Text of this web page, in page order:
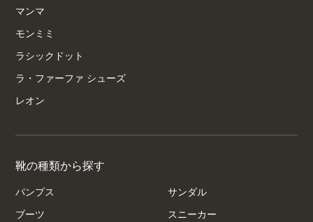
マンマ
モンミミ
ラシックドット
ラ・ファーファ シューズ
レオン
靴の種類から探す
パンプス サンダル
ブーツ スニーカー